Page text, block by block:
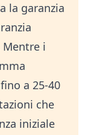
la garanzia
Mentre i
a 25-40
che
iniziale